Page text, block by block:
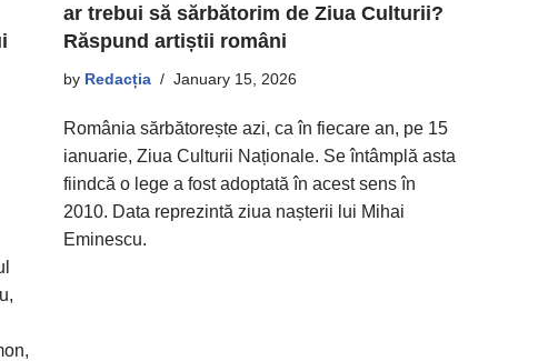
ar trebui să sărbătorim de Ziua Culturii?
Răspund artiștii români
by Redacția January 15, 2026
România sărbătorește azi, ca în fiecare an, pe 15
ianuarie, Ziua Culturii Naționale. Se întâmplă asta
fiindcă o lege a fost adoptată în acest sens în
2010. Data reprezintă ziua nașterii lui Mihai
Eminescu.